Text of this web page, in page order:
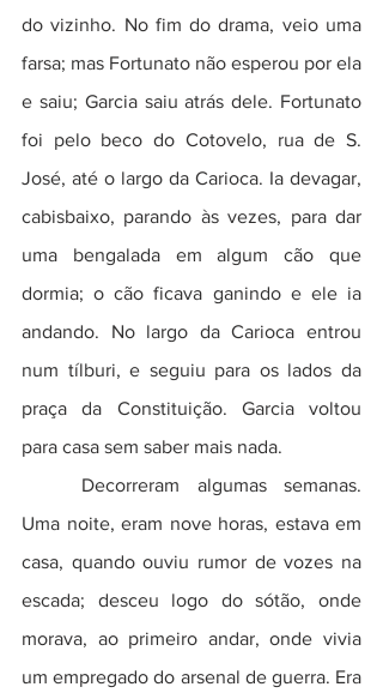
do vizinho. No fim do drama, veio uma
farsa; mas Fortunato não esperou por ela
e saiu; Garcia saiu atrás dele. Fortunato
foi pelo beco do Cotovelo, rua de S.
José, até o largo da Carioca. Ia devagar,
cabisbaixo, parando às vezes, para dar
uma bengalada em algum cão que
dormia; o cão ficava ganindo e ele ia
andando. No largo da Carioca entrou
num tílburi, e seguiu para os lados da
praça da Constituição. Garcia voltou
para casa sem saber mais nada.
Uma noite, eram nove horas, estava em
casa, quando ouviu rumor de vozes na
escada; desceu logo do sótão, onde
morava, ao primeiro andar, onde vivia
um empregado do arsenal de guerra. Era